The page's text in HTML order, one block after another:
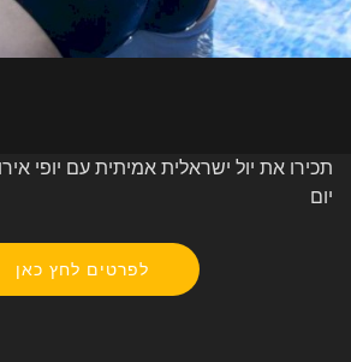
תכירו את יול ישראלית אמיתית עם יופי
יום
לפרטים לחץ כאן